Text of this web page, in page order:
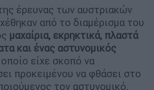
έρευνας των αυστριακών
από το διαμέρισμα του
μαχαίρια, εκρηκτικά, πλαστά
και ένας αστυνομικός
είχε σκοπό να
προκειμένου να φθάσει στο
τον αστυνομικό,